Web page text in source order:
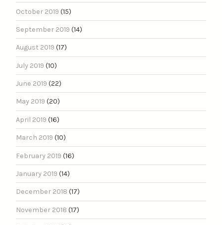
October 2019 (15)
September 2019 (14)
August 2019 (17)
July 2019 (10)
June 2019 (22)
May 2019 (20)
April 2019 (16)
March 2019 (10)
February 2019 (16)
January 2019 (14)
December 2018 (17)
November 2018 (17)